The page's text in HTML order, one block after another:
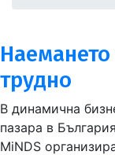
трудно
В динамична
пазара в
MiNDS